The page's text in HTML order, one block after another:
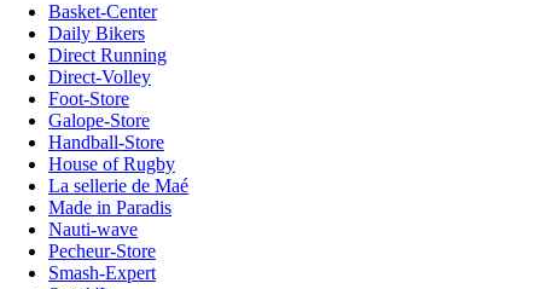
Basket-Center
Daily Bikers
Direct Running
Direct-Volley
Foot-Store
Galope-Store
Handball-Store
House of Rugby
La sellerie de Maé
Made in Paradis
Nauti-wave
Pecheur-Store
Smash-Expert